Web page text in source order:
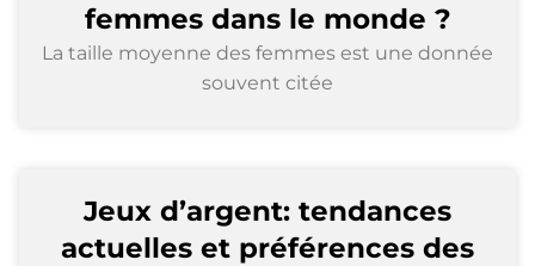
femmes dans le monde ?
La taille moyenne des femmes est une donnée
souvent citée
Jeux d’argent: tendances
actuelles et préférences des